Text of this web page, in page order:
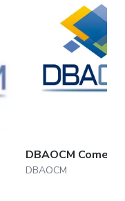
DBAOCM Comercial
DBAOCM